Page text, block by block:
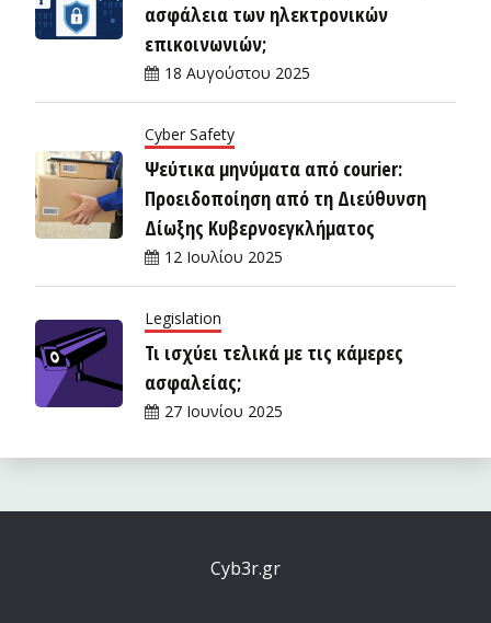
ασφάλεια των ηλεκτρονικών
επικοινωνιών;
18 Αυγούστου 2025
Cyber Safety
Ψεύτικα μηνύματα από courier:
Προειδοποίηση από τη Διεύθυνση
Δίωξης Κυβερνοεγκλήματος
12 Ιουλίου 2025
Legislation
Τι ισχύει τελικά με τις κάμερες
ασφαλείας;
27 Ιουνίου 2025
Cyb3r.gr